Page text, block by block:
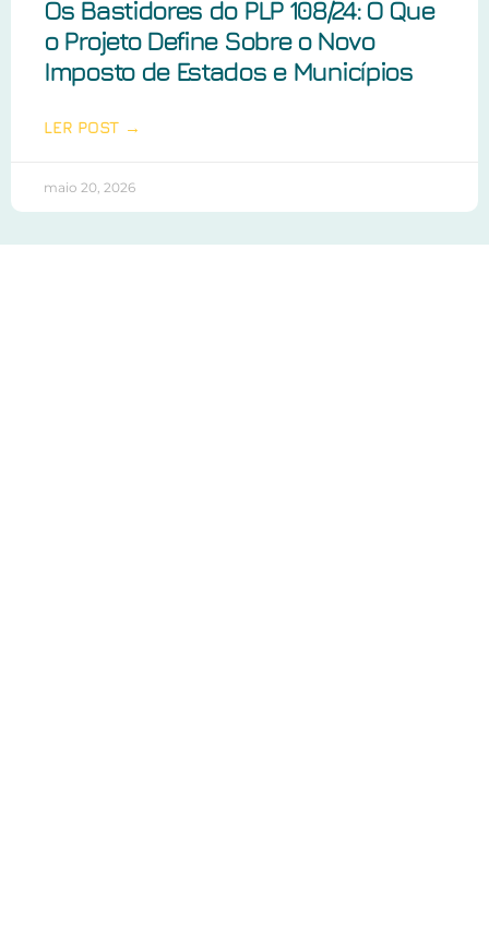
Os Bastidores do PLP 108/24: O Que
o Projeto Define Sobre o Novo
Imposto de Estados e Municípios
LER POST →
maio 20, 2026